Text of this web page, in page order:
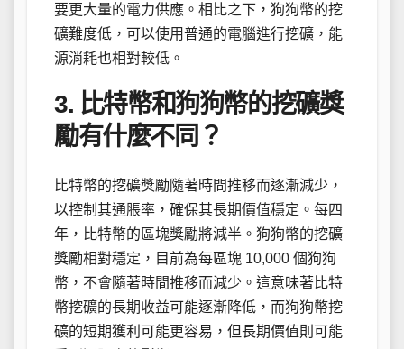
要更大量的電力供應。相比之下，狗狗幣的挖
礦難度低，可以使用普通的電腦進行挖礦，能
源消耗也相對較低。
3. 比特幣和狗狗幣的挖礦獎
勵有什麼不同？
比特幣的挖礦獎勵隨著時間推移而逐漸減少，
以控制其通脹率，確保其長期價值穩定。每四
年，比特幣的區塊獎勵將減半。狗狗幣的挖礦
獎勵相對穩定，目前為每區塊 10,000 個狗狗
幣，不會隨著時間推移而減少。這意味著比特
幣挖礦的長期收益可能逐漸降低，而狗狗幣挖
礦的短期獲利可能更容易，但長期價值則可能